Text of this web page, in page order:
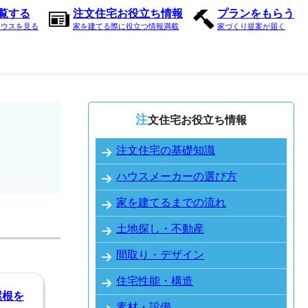
する
スを見る
注文住宅お役立ち情報
家を建てる際に役立つ情報満載
プランをもらう
家づくり提案が届く
を
注文住宅お役立ち情報
注文住宅の基礎知識
ハウスメーカーの選び方
家を建てるまでの流れ
土地探し・不動産
間取り・デザイン
住宅性能・構造